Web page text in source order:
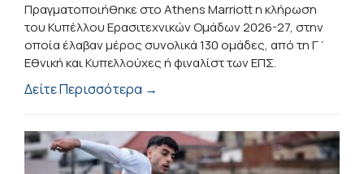
Πραγματοποιήθηκε στο Athens Marriott η κλήρωση
του Κυπέλλου Ερασιτεχνικών Ομάδων 2026-27, στην
οποία έλαβαν μέρος συνολικά 130 ομάδες, από τη Γ΄
Εθνική και Κυπελλούχες ή φιναλίστ των ΕΠΣ.
Δείτε Περισσότερα →